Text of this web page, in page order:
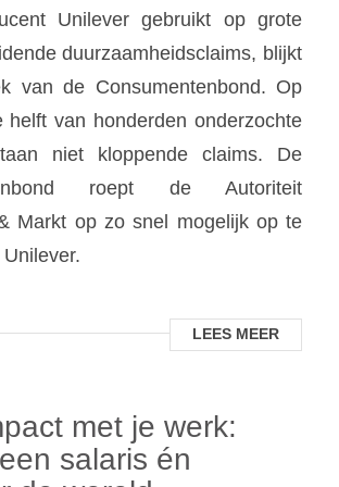
Unilever gebruikt op grote
duurzaamheidsclaims, blijkt
van de Consumentenbond. Op
helft van honderden onderzochte
niet kloppende claims. De
roept de Autoriteit
Markt op zo snel mogelijk op te
LEES MEER
met je werk:
salaris én